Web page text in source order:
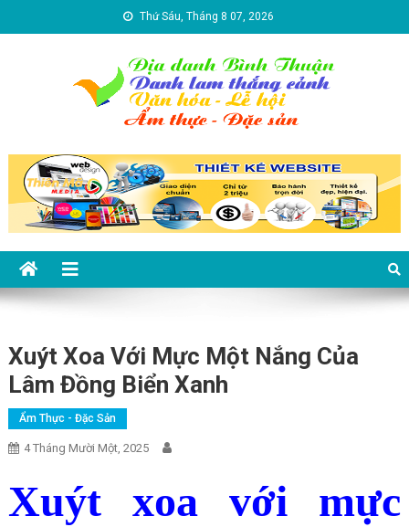
Thứ Sáu, Tháng 8 07, 2026
Địa danh Bình Thuận – Du lịch
Bình Thuận
Xuýt Xoa Với Mực Một Nắng Của
Lâm Đồng Biển Xanh
Ẩm Thực - Đặc Sản
4 Tháng Mười Một, 2025
Xuýt xoa với mực